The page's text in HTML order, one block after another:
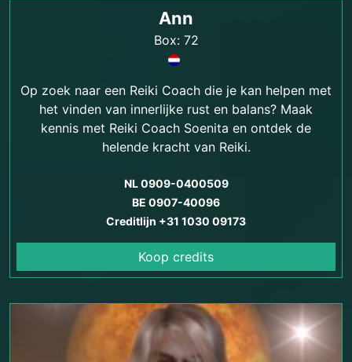
Ann
Box: 72
Op zoek naar een Reiki Coach die je kan helpen met
het vinden van innerlijke rust en balans? Maak
kennis met Reiki Coach Soenita en ontdek de
helende kracht van Reiki.
NL 0909-0400509
BE 0907-40096
Creditlijn +31 1030 09173
Koop credits